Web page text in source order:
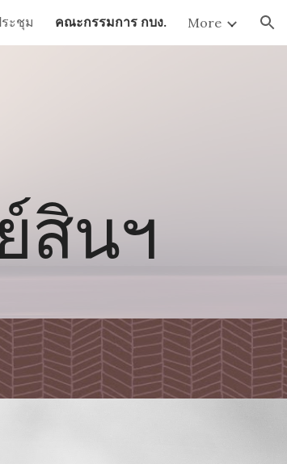
ะชุม คณะกรรมการ กบง. More
สินฯ